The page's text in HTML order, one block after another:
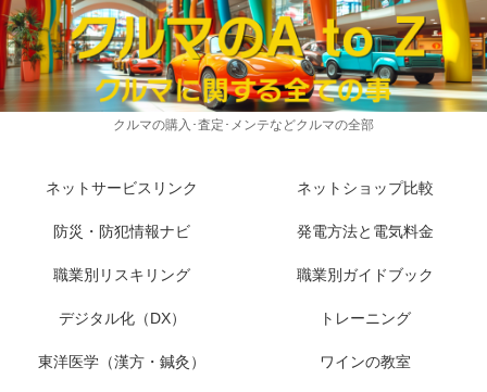
クルマの購入･査定･メンテなどクルマの全部
ネットサービスリンク ネットショップ比較
防災・防犯情報ナビ 発電方法と電気料金
職業別リスキリング 職業別ガイドブック
デジタル化（DX） トレーニング
東洋医学（漢方・鍼灸） ワインの教室